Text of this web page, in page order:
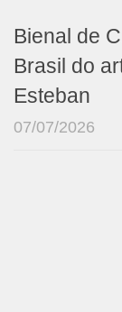
Bienal de
Brasil do
Esteban
07/07/2026